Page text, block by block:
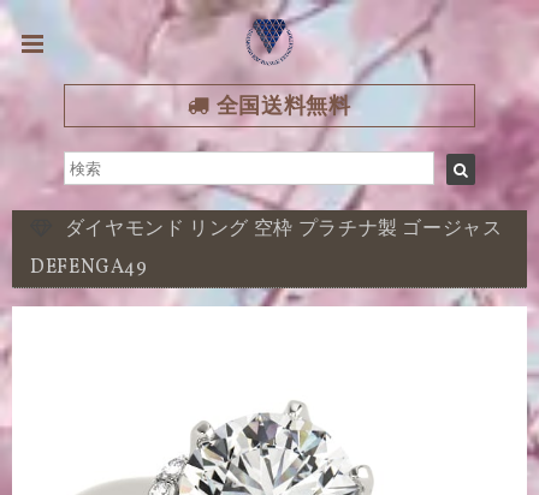
全国送料無料
ダイヤモンド リング 空枠 プラチナ製 ゴージャス
DEFENGA49